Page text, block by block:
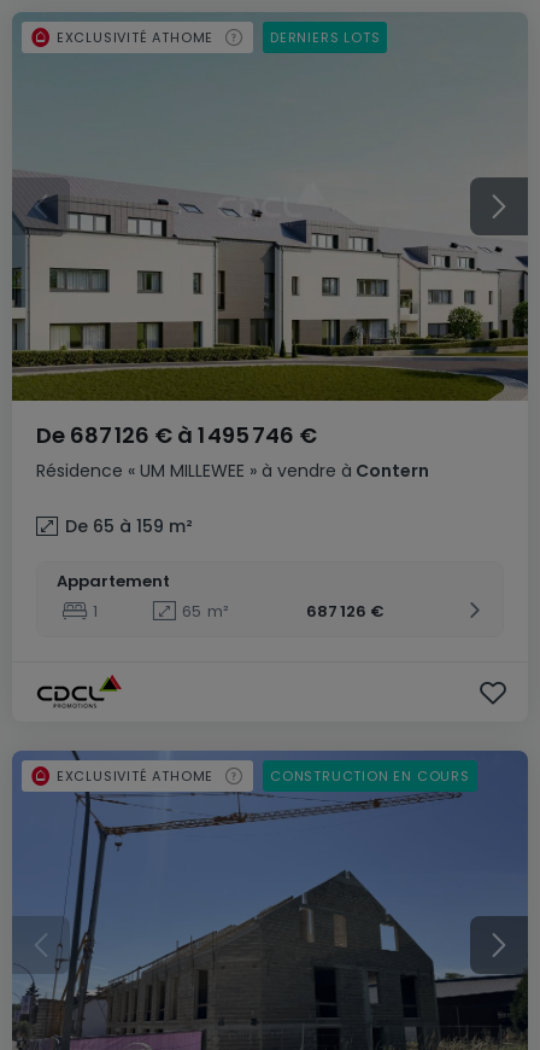
Résidence « UM MILLEWEE » à vendre à Contern
De 687 126 € à 1 495 746 €
De 65 à 159 m²
EXCLUSIVITÉ ATHOME DERNIERS LOTS
Appartement
1
65 m² 687 126 €
EXCLUSIVITÉ ATHOME CONSTRUCTION EN COURS